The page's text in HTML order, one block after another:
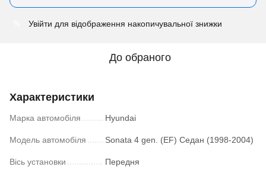
Увійти для відображення накопичувальної знижки
До обраного
Характеристики
Марка автомобіля Hyundai
Модель автомобіля Sonata 4 gen. (EF) Седан (1998-2004)
Вісь установки Передня